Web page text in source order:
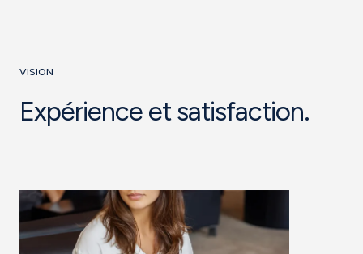
VISION
Expérience et satisfaction.